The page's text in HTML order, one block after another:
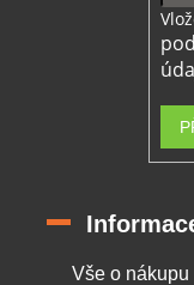
Vše o nákupu